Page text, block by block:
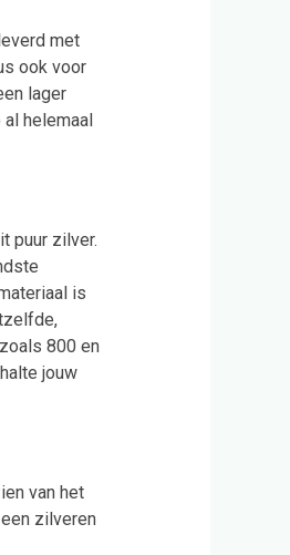
met
ook voor
lager
helemaal
puur zilver.
is
800 en
jouw
van het
zilveren